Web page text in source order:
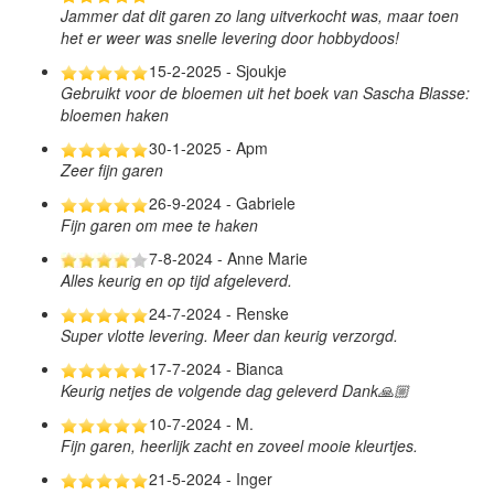
Jammer dat dit garen zo lang uitverkocht was, maar toen
het er weer was snelle levering door hobbydoos!
15-2-2025 - Sjoukje
Gebruikt voor de bloemen uit het boek van Sascha Blasse:
bloemen haken
30-1-2025 - Apm
Zeer fijn garen
26-9-2024 - Gabriele
Fijn garen om mee te haken
7-8-2024 - Anne Marie
Alles keurig en op tijd afgeleverd.
24-7-2024 - Renske
Super vlotte levering. Meer dan keurig verzorgd.
17-7-2024 - Bianca
Keurig netjes de volgende dag geleverd Dank🙏🏼
10-7-2024 - M.
Fijn garen, heerlijk zacht en zoveel mooie kleurtjes.
21-5-2024 - Inger